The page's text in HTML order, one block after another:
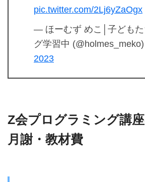
pic.twitter.com/2Lj6yZaOgx
— ほーむず めこ│子ども
グ学習中 (@holmes_meko)
2023
Z会プログラミング講
月謝・教材費